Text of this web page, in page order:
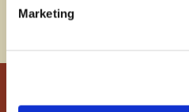
Marketing
Liechtenstein.